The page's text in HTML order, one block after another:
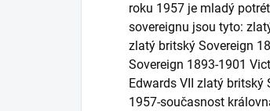
roku 1957 je mladý
sovereignu jsou tyto:
zlatý britský Sovereign
Sovereign 1893-1901
Edwards VII zlatý britský
1957-současnost